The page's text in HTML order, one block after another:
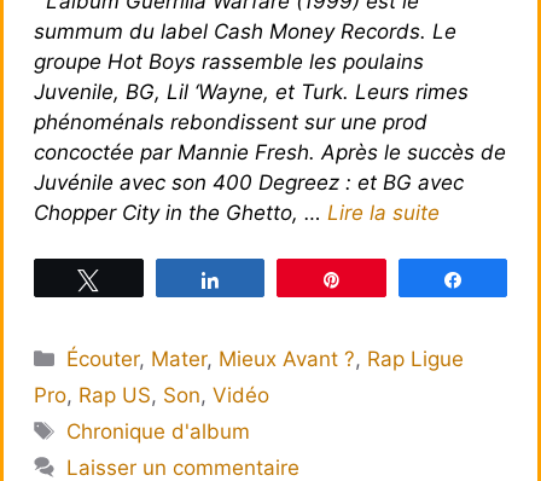
summum du label Cash Money Records. Le
groupe Hot Boys rassemble les poulains
Juvenile, BG, Lil ‘Wayne, et Turk. Leurs rimes
phénoménals rebondissent sur une prod
concoctée par Mannie Fresh. Après le succès de
Juvénile avec son 400 Degreez : et BG avec
Chopper City in the Ghetto, … Lire la suite
Catégories
Écouter, Mater, Mieux Avant ?, Rap Ligue
Pro, Rap US, Son, Vidéo
Étiquettes
Chronique d'album
Laisser un commentaire